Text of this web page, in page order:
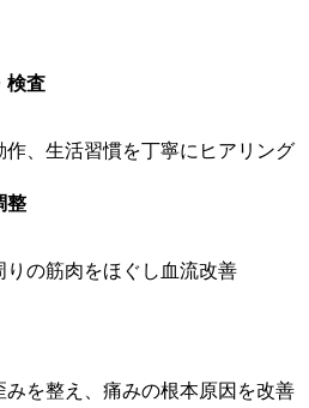
検査
、生活習慣を丁寧にヒアリング
整
の筋肉をほぐし血流改善
を整え、痛みの根本原因を改善